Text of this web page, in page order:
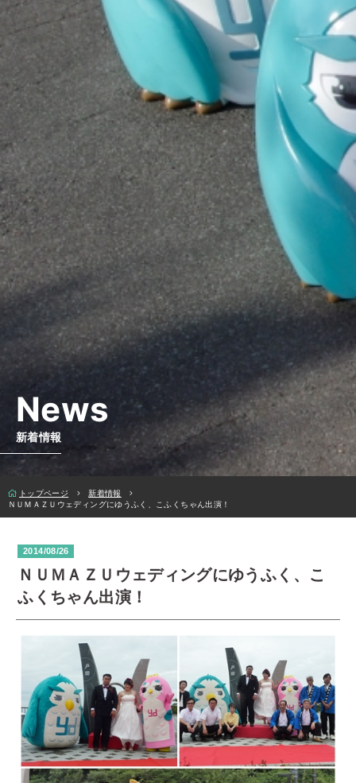
News
新着情報
トップページ
新着情報
ＮＵＭＡＺＵウェディングにゆうふく、こふくちゃん出演！
2014/08/26
ＮＵＭＡＺＵウェディングにゆうふく、こ
ふくちゃん出演！